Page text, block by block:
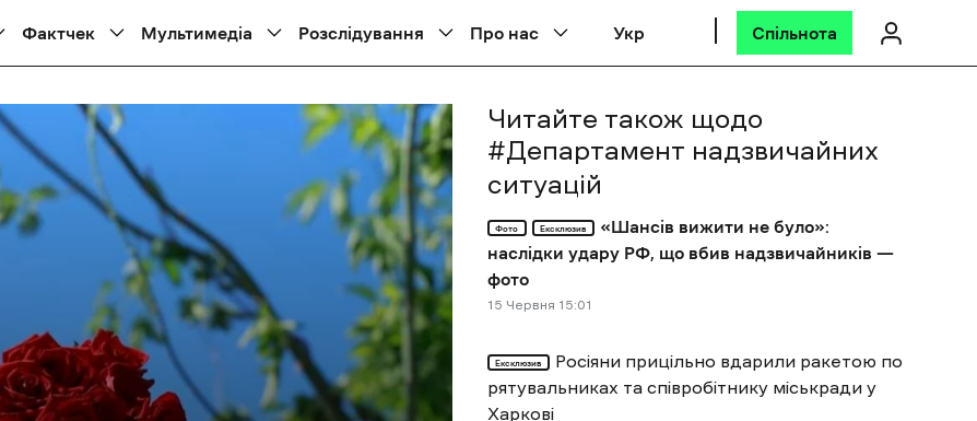
Фактчек Мультимедіа Розслідування Про нас Укр Спільнота
Читайте також щодо
#Департамент надзвичайних
ситуацій
Фото Ексклюзив
«Шансів вижити не було»:
наслідки удару РФ, що вбив надзвичайників —
фото
15 Червня 15:01
Ексклюзив
Росіяни прицільно вдарили ракетою по
рятувальниках та співробітнику міськради у
Харкові